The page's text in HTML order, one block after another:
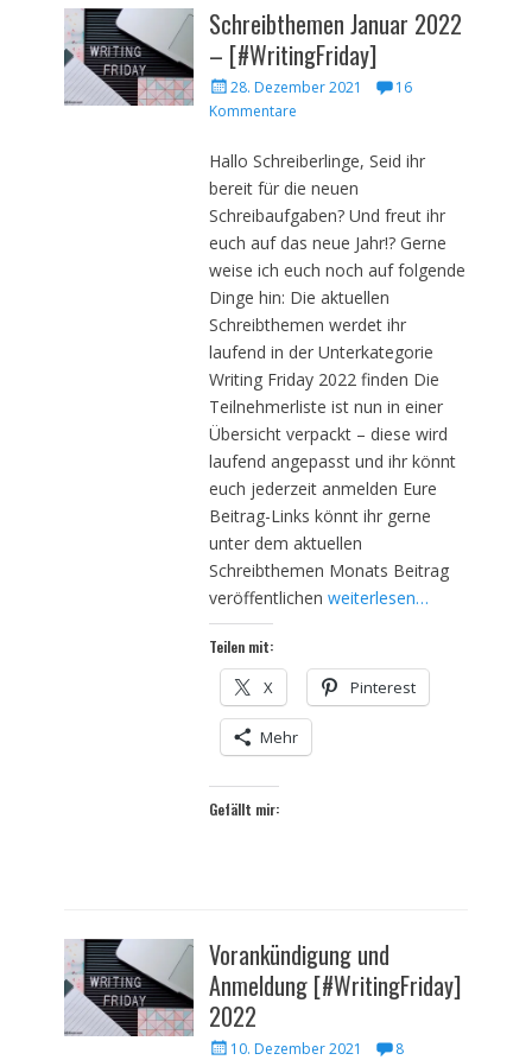
Schreibthemen Januar 2022
– [#WritingFriday]
Veröffentlicht
am
28. Dezember 2021
16
Kommentare
Hallo Schreiberlinge, Seid ihr
bereit für die neuen
Schreibaufgaben? Und freut ihr
euch auf das neue Jahr!? Gerne
weise ich euch noch auf folgende
Dinge hin: Die aktuellen
Schreibthemen werdet ihr
laufend in der Unterkategorie
Writing Friday 2022 finden Die
Teilnehmerliste ist nun in einer
Übersicht verpackt – diese wird
laufend angepasst und ihr könnt
euch jederzeit anmelden Eure
Beitrag-Links könnt ihr gerne
unter dem aktuellen
Schreibthemen Monats Beitrag
veröffentlichenweiterlesen…
Teilen mit:
X Pinterest
Mehr
Gefällt mir:
Vorankündigung und
Anmeldung [#WritingFriday]
2022
Veröffentlicht
10. Dezember 2021
8